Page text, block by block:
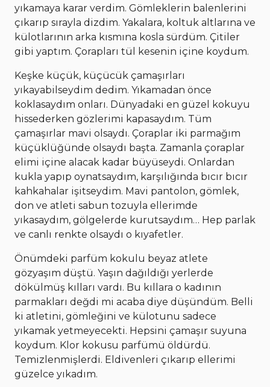
yıkamaya karar verdim. Gömleklerin balenlerini
çıkarıp sırayla dizdim. Yakalara, koltuk altlarına ve
külotlarının arka kısmına kosla sürdüm. Çitiler
gibi yaptım. Çorapları tül kesenin içine koydum.
Keşke küçük, küçücük çamaşırları
yıkayabilseydim dedim. Yıkamadan önce
koklasaydım onları. Dünyadaki en güzel kokuyu
hissederken gözlerimi kapasaydım. Tüm
çamaşırlar mavi olsaydı. Çoraplar iki parmağım
küçüklüğünde olsaydı başta. Zamanla çoraplar
elimi içine alacak kadar büyüseydi. Onlardan
kukla yapıp oynatsaydım, karşılığında bıcır bıcır
kahkahalar işitseydim. Mavi pantolon, gömlek,
don ve atleti sabun tozuyla ellerimde
yıkasaydım, gölgelerde kurutsaydım… Hep parlak
ve canlı renkte olsaydı o kıyafetler.
Önümdeki parfüm kokulu beyaz atlete
gözyaşım düştü. Yaşın dağıldığı yerlerde
dökülmüş kılları vardı. Bu kıllara o kadının
parmakları değdi mi acaba diye düşündüm. Belli
ki atletini, gömleğini ve külotunu sadece
yıkamak yetmeyecekti. Hepsini çamaşır suyuna
koydum. Klor kokusu parfümü öldürdü.
Temizlenmişlerdi. Eldivenleri çıkarıp ellerimi
güzelce yıkadım.